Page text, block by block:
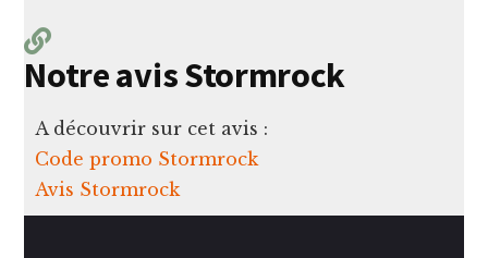
Notre avis Stormrock
A découvrir sur cet avis :
Code promo Stormrock
Avis Stormrock